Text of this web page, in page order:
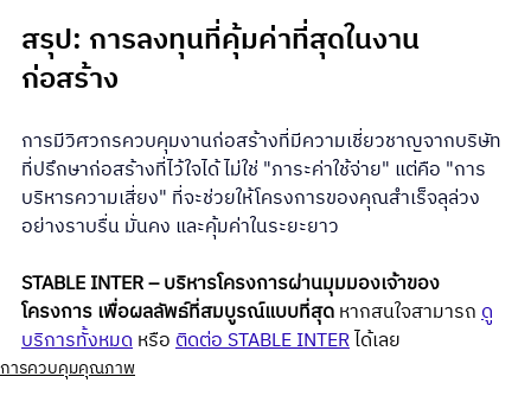
สรุป: การลงทุนที่คุ้มค่าที่สุดในงาน
ก่อสร้าง
การมีวิศวกรควบคุมงานก่อสร้างที่มีความเชี่ยวชาญจากบริษัท
ที่ปรึกษาก่อสร้างที่ไว้ใจได้ ไม่ใช่ "ภาระค่าใช้จ่าย" แต่คือ "การ
บริหารความเสี่ยง" ที่จะช่วยให้โครงการของคุณสำเร็จลุล่วง
อย่างราบรื่น มั่นคง และคุ้มค่าในระยะยาว
STABLE INTER – บริหารโครงการผ่านมุมมองเจ้าของ
โครงการ เพื่อผลลัพธ์ที่สมบูรณ์แบบที่สุด หากสนใจสามารถ ดู
บริการทั้งหมด หรือ ติดต่อ STABLE INTER ได้เลย
การควบคุมคุณภาพ